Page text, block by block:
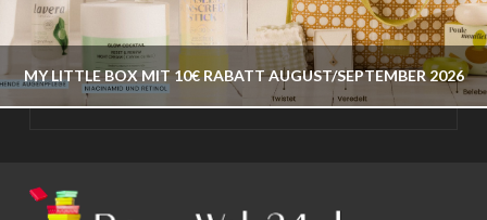
MY LITTLE BOX MIT 10€ RABATT AUGUST/SEPTEMBER 2026